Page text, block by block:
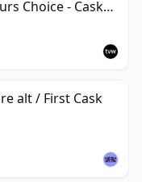
Choice - Cask
alt / First Cask